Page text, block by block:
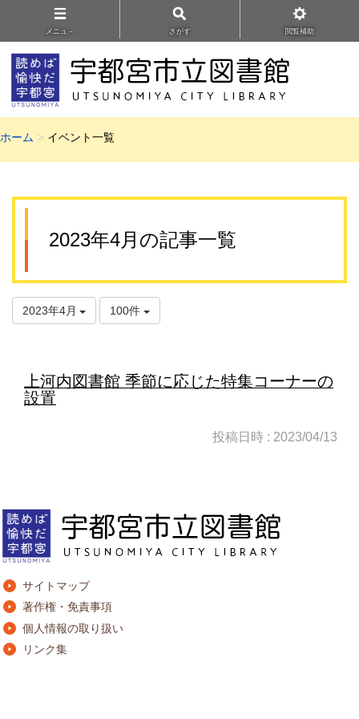
メニュ－ さがす 閲覧補助
ホーム イベント一覧
2023年4月の記事一覧
2023年4月 100件
上河内図書館 季節に応じた特集コーナーの
設置
投稿日時 : 2023/04/13
サイトマップ
著作権・免責事項
個人情報の取り扱い
リンク集